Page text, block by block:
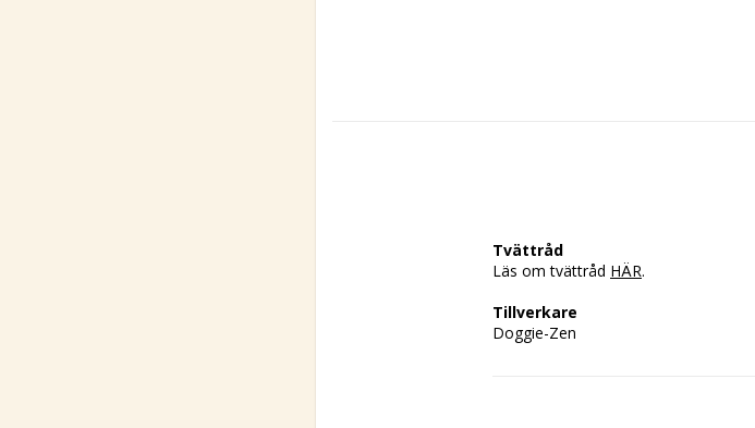
Tvättråd
Läs om tvättråd HÄR.
Tillverkare
Doggie-Zen